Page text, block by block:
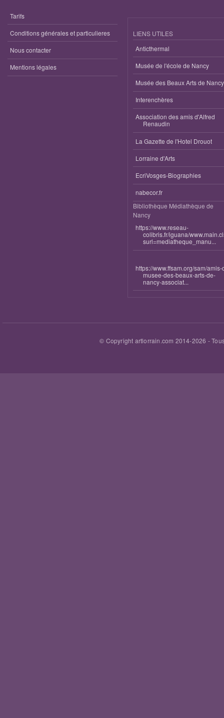
Tarifs
Conditions générales et particulieres
Nous contacter
Mentions légales
LIENS UTILES
Anticthermal
Musée de l'école de Nancy
Musée des Beaux Arts de Nancy
Interenchères
Association des amis d'Alfred
Renaudin
La Gazette de l'Hotel Drouot
Lorraine d'Arts
EcriVosges-Biographies
nabecor.fr
Bibliothèque Médiathèque de
Nancy
https://www.reseau-
colibris.fr/iguana/
surl=mediatheque_manu...
https://www.ffsam.org/sam/amis-
musee-des-beaux-arts-de-
nancy-associat...
© Copyright artlorrain.com 2014-2026 -